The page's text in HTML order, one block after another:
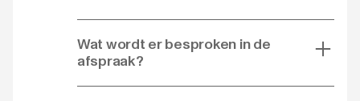
Wat wordt er besproken in de
afspraak?